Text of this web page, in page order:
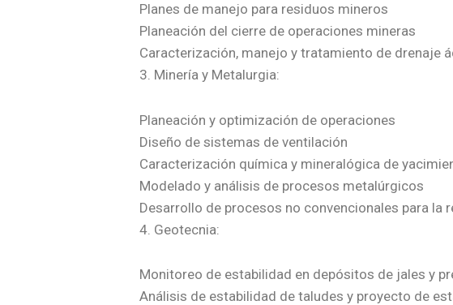
Planes de manejo para residuos mineros
Planeación del cierre de operaciones mineras
Caracterización, manejo y tratamiento de drenaje
3. Minería y Metalurgia:
Planeación y optimización de operaciones
Diseño de sistemas de ventilación
Caracterización química y mineralógica de
Modelado y análisis de procesos metalúrgicos
Desarrollo de procesos no convencionales para la
4. Geotecnia:
Monitoreo de estabilidad en depósitos de jales y
Análisis de estabilidad de taludes y proyecto de